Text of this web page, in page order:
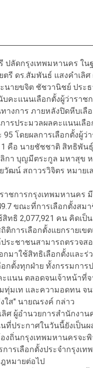
ปลัดกรุงเทพมหานคร ใ
รี ดร.สัมพันธ์ แสงคำเลิ
นายขจิต ชัชวานิชย์ ประ
คะแนนเลือกตั้งผู้ว่ารา
างการ ภายหลังปิดหีบเลื
รประมวลผลคะแนนเลือ
95 โดยผลการเลือกตั้งผู้
คือ นายชัชชาติ สิทธิพัน
กา บุญมีตระกูล มหาสุข
วัฒน์ สถาวรวิจิตร หมาย
ชการกรุงเทพมหานคร
ขณะที่การเลือกตั้งส
ทธิ 2,077,921 คน คิดเป็
การเลือกตั้งแยกรายเข
ห้ประชาชนสามารถตรว
มาใช้สิทธิเลือกตั้งและ
ตั้งทุกฝ่าย ทั้งกรรมการ
แนน ตลอดจนเจ้าหน้าที่
มเท และความอดทน จ
ใส" นายณรงค์ กล่าว
ศ ผู้อำนวยการสำนักงา
ที่ประกาศในวันนี้ยังเป็น
งถิ่นกรุงเทพมหานครจ
ารเลือกตั้งประจำกรุงเ
หมายต่อไป